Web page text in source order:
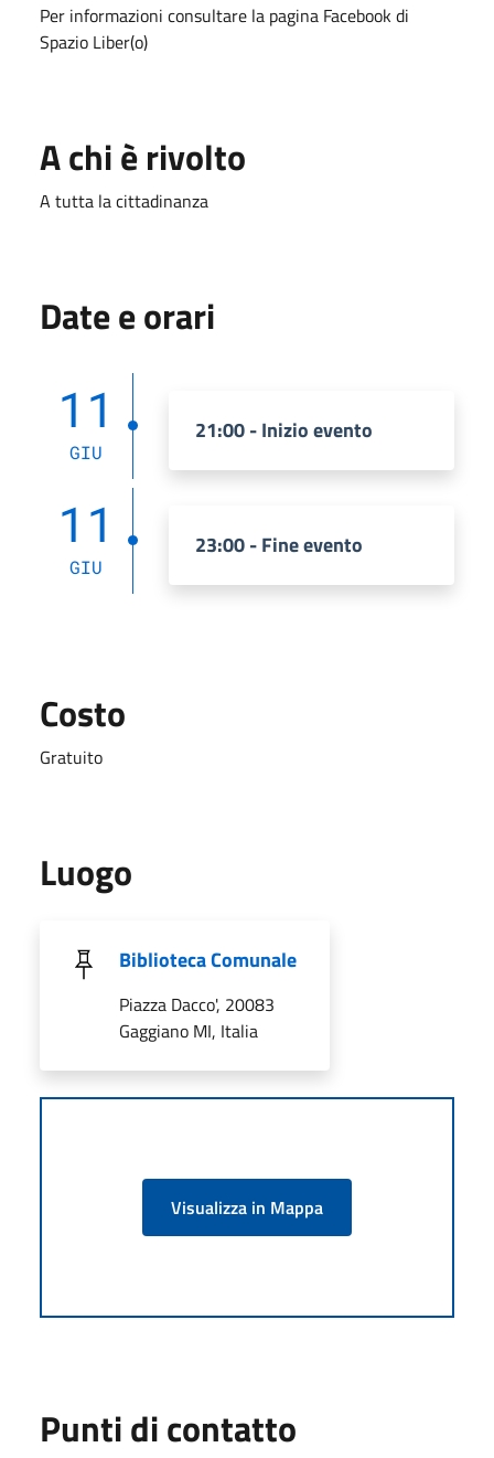
Per informazioni consultare la pagina Facebook di
Spazio Liber(o)
A chi è rivolto
A tutta la cittadinanza
Date e orari
11
GIU
21:00 - Inizio evento
11
GIU
23:00 - Fine evento
Costo
Gratuito
Luogo
Biblioteca Comunale
Piazza Dacco', 20083
Gaggiano MI, Italia
Visualizza in Mappa
Punti di contatto